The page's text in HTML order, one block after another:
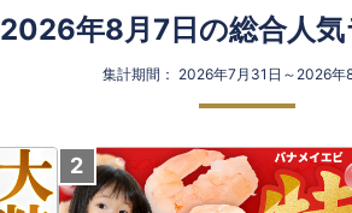
2026年8月7日の総合人
集計期間： 2026年7月31日～2026年